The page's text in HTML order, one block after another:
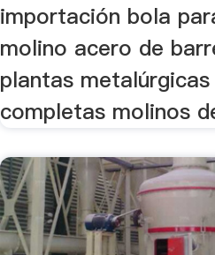
importación bola
molino acero de
plantas metalúrgicas
completas molinos